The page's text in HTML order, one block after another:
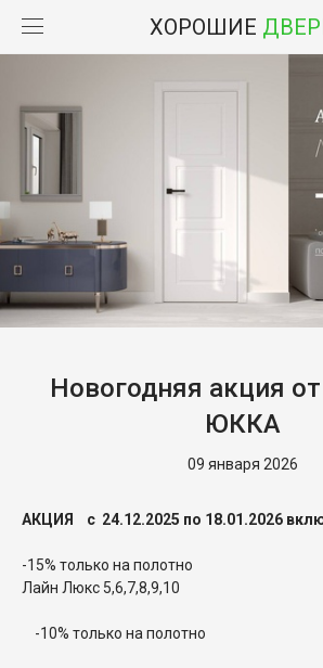
ХОРОШИЕ
Новогодняя акция
ЮККА
09 января 2026
АКЦИЯ с 24.12.2025 по 18.01.2026
-15% только на полотно
Лайн Люкс 5,6,7,8,9,10
-10% только на полотно